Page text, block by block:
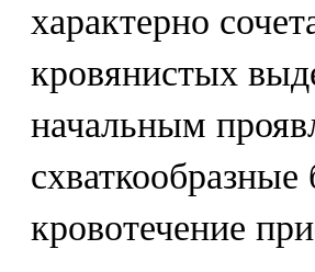
характерно
кровянистых
начальным
кровотечение